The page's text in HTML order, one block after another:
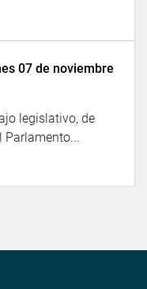
07 de noviembre
legislativo, de
Parlamento...